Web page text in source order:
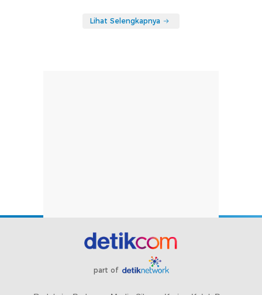
Lihat Selengkapnya
part of